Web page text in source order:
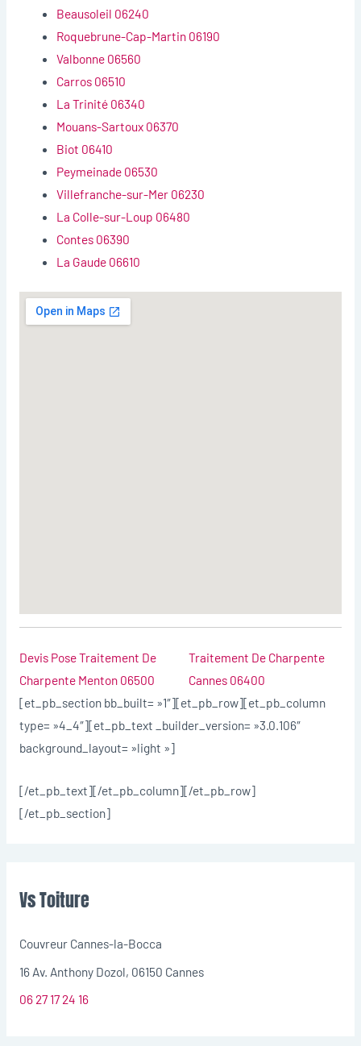
Beausoleil 06240
Roquebrune-Cap-Martin 06190
Valbonne 06560
Carros 06510
La Trinité 06340
Mouans-Sartoux 06370
Biot 06410
Peymeinade 06530
Villefranche-sur-Mer 06230
La Colle-sur-Loup 06480
Contes 06390
La Gaude 06610
Devis Pose Traitement De
Charpente Menton 06500
Traitement De Charpente
Cannes 06400
[et_pb_section bb_built= »1″][et_pb_row][et_pb_column
type= »4_4″][et_pb_text _builder_version= »3.0.106″
background_layout= »light »]
[/et_pb_text][/et_pb_column][/et_pb_row]
[/et_pb_section]
Vs Toiture
Couvreur Cannes-la-Bocca
16 Av. Anthony Dozol, 06150 Cannes
06 27 17 24 16